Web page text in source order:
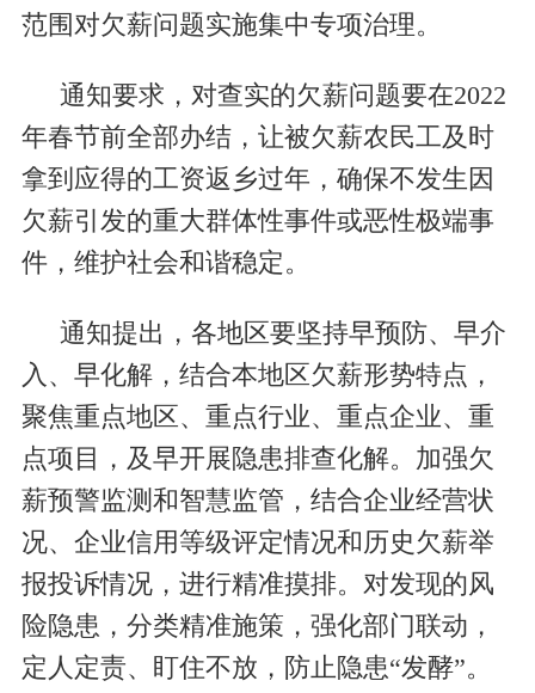
范围对欠薪问题实施集中专项治理。
通知要求，对查实的欠薪问题要在2022
年春节前全部办结，让被欠薪农民工及时
拿到应得的工资返乡过年，确保不发生因
欠薪引发的重大群体性事件或恶性极端事
件，维护社会和谐稳定。
通知提出，各地区要坚持早预防、早介
入、早化解，结合本地区欠薪形势特点，
聚焦重点地区、重点行业、重点企业、重
点项目，及早开展隐患排查化解。加强欠
薪预警监测和智慧监管，结合企业经营状
况、企业信用等级评定情况和历史欠薪举
报投诉情况，进行精准摸排。对发现的风
险隐患，分类精准施策，强化部门联动，
定人定责、盯住不放，防止隐患“发酵”。